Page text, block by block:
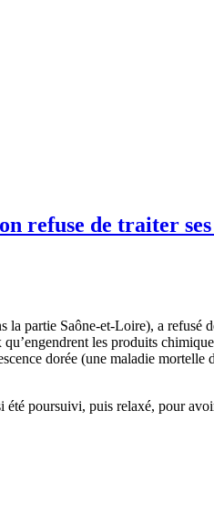
refuse de traiter
partie Saône-et-Loire), a refusé
les produits
dorée (une maladie
été poursuivi, puis relaxé, pour